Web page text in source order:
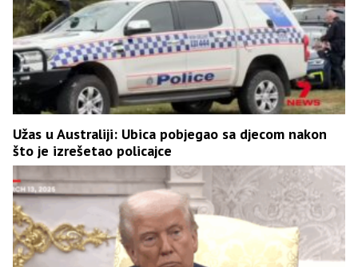
Užas u Australiji: Ubica pobjegao sa djecom nakon
što je izrešetao policajce